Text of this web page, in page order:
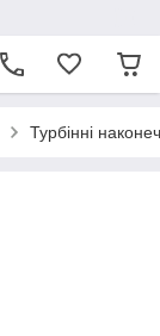
Турбінні